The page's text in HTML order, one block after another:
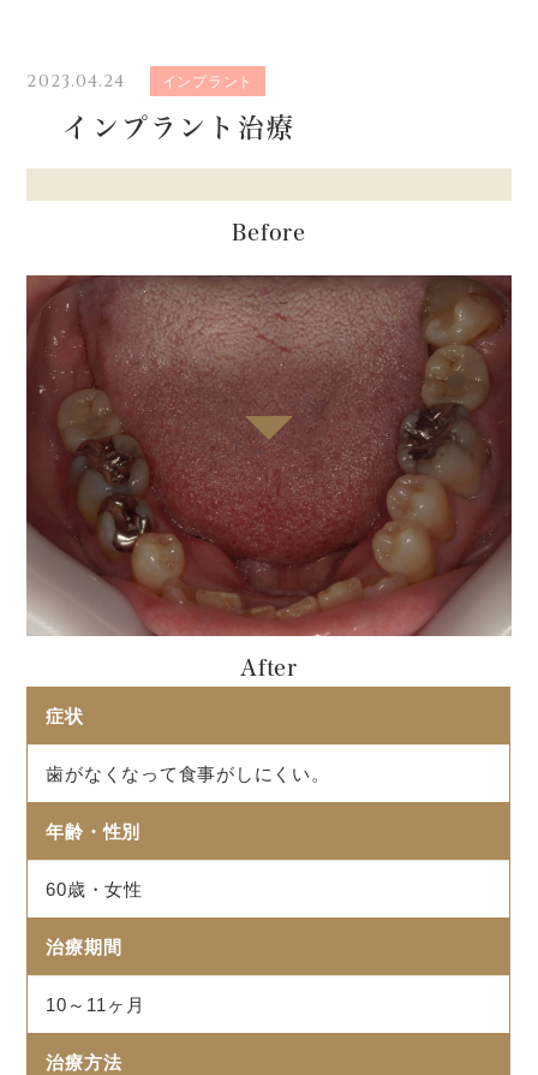
2023.04.24 インプラント
インプラント治療
Before
After
症状
歯がなくなって食事がしにくい。
年齢・性別
60歳・女性
治療期間
10～11ヶ月
治療方法